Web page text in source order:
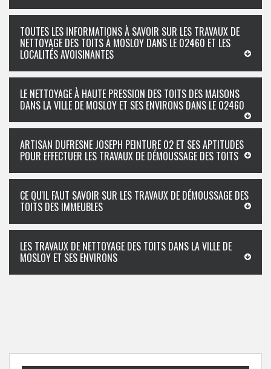
TOUTES LES INFORMATIONS À SAVOIR SUR LES TRAVAUX DE
NETTOYAGE DES TOITS À MOSLOY DANS LE 02460 ET LES
LOCALITÉS AVOISINANTES
LE NETTOYAGE À HAUTE PRESSION DES TOITS DES MAISONS
DANS LA VILLE DE MOSLOY ET SES ENVIRONS DANS LE 02460
ARTISAN DUFRESNE JOSEPH PEINTURE 02 ET SES APTITUDES
POUR EFFECTUER LES TRAVAUX DE DÉMOUSSAGE DES TOITS
CE QU'IL FAUT SAVOIR SUR LES TRAVAUX DE DÉMOUSSAGE DES
TOITS DES IMMEUBLES
LES TRAVAUX DE NETTOYAGE DES TOITS DANS LA VILLE DE
MOSLOY ET SES ENVIRONS